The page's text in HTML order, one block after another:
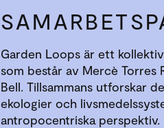
Garden Loops är ett
som består av Mercè Torres
Bell. Tillsammans utforskar
ekologier och
antropocentriska perspektiv.